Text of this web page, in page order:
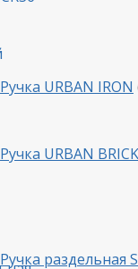
Ручка URBAN IRON
Ручка URBAN BRICK
Ручка раздельная